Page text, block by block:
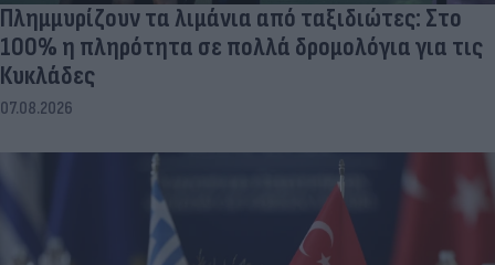
Πλημμυρίζουν τα λιμάνια από ταξιδιώτες: Στο
100% η πληρότητα σε πολλά δρομολόγια για τις
Κυκλάδες
07.08.2026